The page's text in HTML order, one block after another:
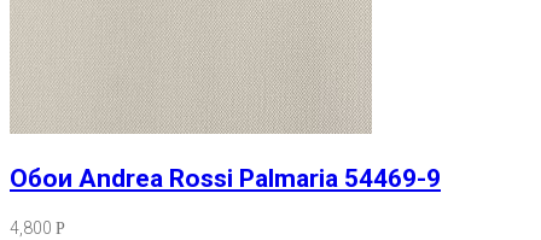
Обои Andrea Rossi Palmaria 54469-9
4,800 Р